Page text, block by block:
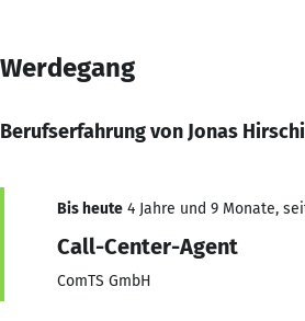
Werdegang
Berufserfahrung von Jonas
Bis heute 4 Jahre und 9 Monate,
Call-Center-Agent
ComTS GmbH